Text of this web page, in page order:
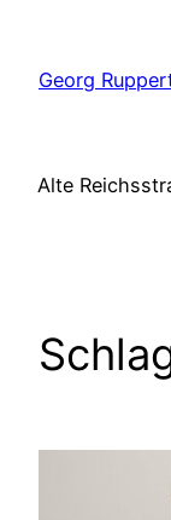
springen
Georg
Alte